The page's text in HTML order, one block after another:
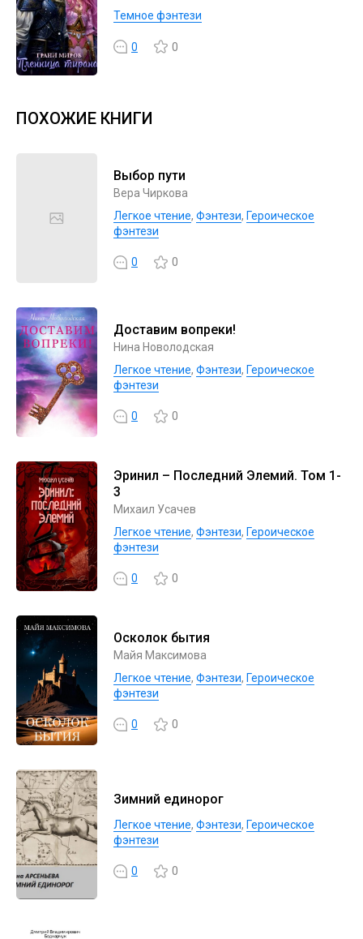
Темное фэнтези
0 0
ПОХОЖИЕ КНИГИ
Выбор пути
Вера Чиркова
Легкое чтение, Фэнтези, Героическое
фэнтези
0 0
Доставим вопреки!
Нина Новолодская
Легкое чтение, Фэнтези, Героическое
фэнтези
0 0
Эринил – Последний Элемий. Том 1-
3
Михаил Усачев
Легкое чтение, Фэнтези, Героическое
фэнтези
0 0
Осколок бытия
Майя Максимова
Легкое чтение, Фэнтези, Героическое
фэнтези
0 0
Зимний единорог
Легкое чтение, Фэнтези, Героическое
фэнтези
0 0